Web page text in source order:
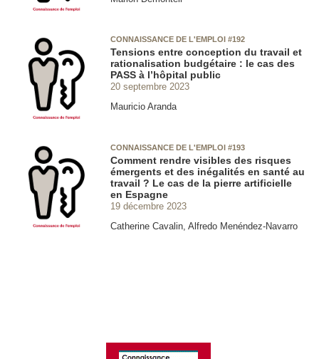
CONNAISSANCE DE L'EMPLOI #192
Tensions entre conception du travail et
rationalisation budgétaire : le cas des
PASS à l’hôpital public
20 septembre 2023
Mauricio Aranda
CONNAISSANCE DE L'EMPLOI #193
Comment rendre visibles des risques
émergents et des inégalités en santé au
travail ? Le cas de la pierre artificielle
en Espagne
19 décembre 2023
Catherine Cavalin, Alfredo Menéndez-Navarro